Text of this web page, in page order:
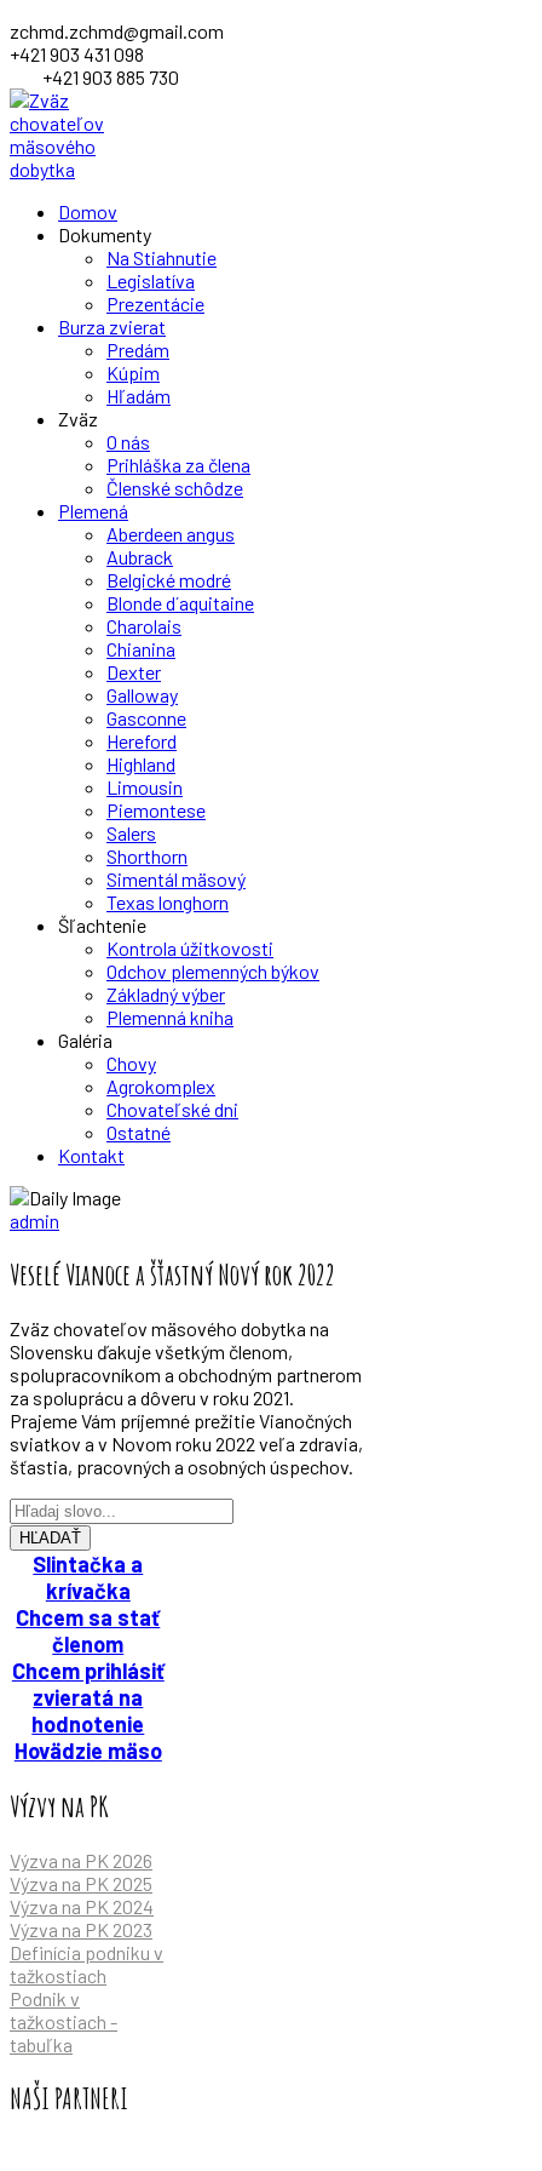
zchmd.zchmd@gmail.com
+421 903 431 098
+421 903 885 730
ProfileDomov
Dokumenty
Na Stiahnutie
Legislatíva
Prezentácie
Burza zvierat
Predám
Kúpim
Hľadám
Zväz
O nás
Prihláška za člena
Členské schôdze
Plemená
Aberdeen angus
Aubrack
Belgické modré
Blonde d´aquitaine
Charolais
Chianina
Dexter
Galloway
Gasconne
Hereford
Highland
Limousin
Piemontese
Salers
Shorthorn
Simentál mäsový
Texas longhorn
Šľachtenie
Kontrola úžitkovosti
Odchov plemenných býkov
Základný výber
Plemenná kniha
Galéria
Chovy
Agrokomplex
Chovateľské dni
Ostatné
Kontakt
admin
Veselé Vianoce a šťastný Nový rok 2022
Zväz chovateľov mäsového dobytka na
Slovensku ďakuje všetkým členom,
spolupracovníkom a obchodným partnerom
za spoluprácu a dôveru v roku 2021.
Prajeme Vám príjemné prežitie Vianočných
sviatkov a v Novom roku 2022 veľa zdravia,
šťastia, pracovných a osobných úspechov.
HĽADAŤ
Slintačka a
krívačka
Chcem sa stať
členom
Chcem prihlásiť
zvieratá na
hodnotenie
Hovädzie mäso
Výzvy na PK
Výzva na PK 2026
Výzva na PK 2025
Výzva na PK 2024
Výzva na PK 2023
Definícia podniku v
tažkostiach
Podnik v
tažkostiach -
tabuľka
NAŠI PARTNERI